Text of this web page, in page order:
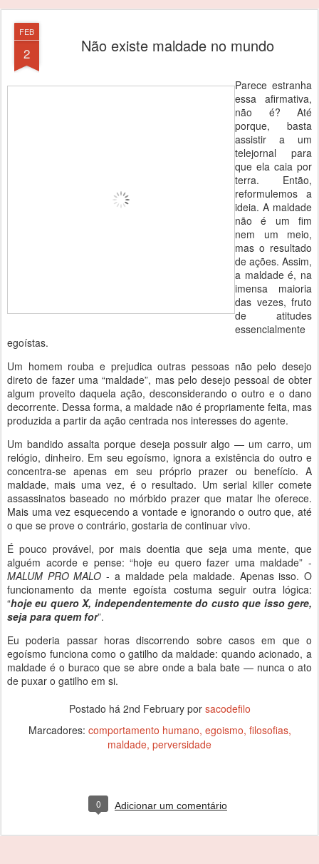
FEB
2 Não existe maldade no mundo
Parece estranha
essa afirmativa,
não é? Até
porque, basta
assistir a um
telejornal para
que ela caia por
terra. Então,
reformulemos a
ideia. A maldade
não é um fim
nem um meio,
mas o resultado
de ações. Assim,
a maldade é, na
imensa maioria
das vezes, fruto
de atitudes
essencialmente
egoístas.
Um homem rouba e prejudica outras pessoas não pelo desejo
direto de fazer uma “maldade”, mas pelo desejo pessoal de obter
algum proveito daquela ação, desconsiderando o outro e o dano
decorrente. Dessa forma, a maldade não é propriamente feita, mas
produzida a partir da ação centrada nos interesses do agente.
Um bandido assalta porque deseja possuir algo — um carro, um
relógio, dinheiro. Em seu egoísmo, ignora a existência do outro e
concentra-se apenas em seu próprio prazer ou benefício. A
maldade, mais uma vez, é o resultado. Um serial killer comete
assassinatos baseado no mórbido prazer que matar lhe oferece.
Mais uma vez esquecendo a vontade e ignorando o outro que, até
o que se prove o contrário, gostaria de continuar vivo.
É pouco provável, por mais doentia que seja uma mente, que
alguém acorde e pense: “hoje eu quero fazer uma maldade” -
MALUM PRO MALO - a maldade pela maldade. Apenas isso. O
funcionamento da mente egoísta costuma seguir outra lógica:
“hoje eu quero X, independentemente do custo que isso gere,
seja para quem for”.
Eu poderia passar horas discorrendo sobre casos em que o
egoísmo funciona como o gatilho da maldade: quando acionado, a
maldade é o buraco que se abre onde a bala bate — nunca o ato
de puxar o gatilho em si.
Postado há 2nd Februarypor sacodefilo
Marcadores: comportamento humano egoismo filosofias
maldade perversidade
0 Adicionar um comentário